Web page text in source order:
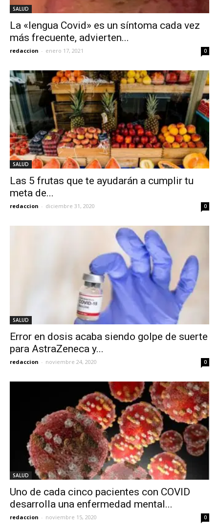
SALUD
La «lengua Covid» es un síntoma cada vez
más frecuente, advierten...
redaccion - enero 17, 2021 0
SALUD
Las 5 frutas que te ayudarán a cumplir tu
meta de...
redaccion - diciembre 31, 2020 0
SALUD
Error en dosis acaba siendo golpe de suerte
para AstraZeneca y...
redaccion - noviembre 24, 2020 0
SALUD
Uno de cada cinco pacientes con COVID
desarrolla una enfermedad mental...
redaccion - noviembre 15, 2020 0